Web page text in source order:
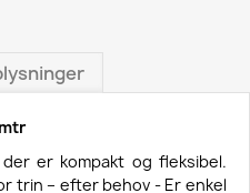
er kompakt og fleksibel.
trin – efter behov - Er enkel